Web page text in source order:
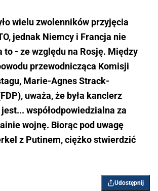
wielu zwolenników przyjęcia
jednak Niemcy i Francja nie
to - ze względu na Rosję. Między
przewodnicząca Komisji
Marie-Agnes Strack-
uważa, że była kanclerz
współodpowiedzialna za
wojnę. Biorąc pod uwagę
z Putinem, ciężko stwierdzić
Udostępnij